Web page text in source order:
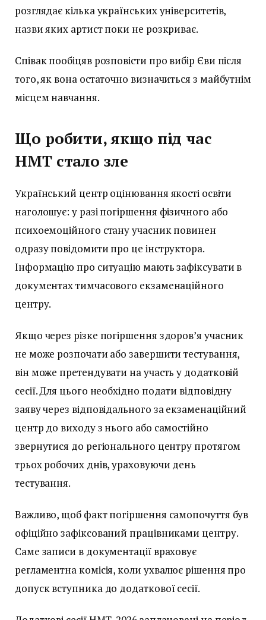
розглядає кілька українських університетів,
назви яких артист поки не розкриває.
Співак пообіцяв розповісти про вибір Єви після
того, як вона остаточно визначиться з майбутнім
місцем навчання.
Що робити, якщо під час
НМТ стало зле
Український центр оцінювання якості освіти
наголошує: у разі погіршення фізичного або
психоемоційного стану учасник повинен
одразу повідомити про це інструктора.
Інформацію про ситуацію мають зафіксувати в
документах тимчасового екзаменаційного
центру.
Якщо через різке погіршення здоров’я учасник
не може розпочати або завершити тестування,
він може претендувати на участь у додатковій
сесії. Для цього необхідно подати відповідну
заяву через відповідального за екзаменаційний
центр до виходу з нього або самостійно
звернутися до регіонального центру протягом
трьох робочих днів, ураховуючи день
тестування.
Важливо, щоб факт погіршення самопочуття був
офіційно зафіксований працівниками центру.
Саме записи в документації враховує
регламентна комісія, коли ухвалює рішення про
допуск вступника до додаткової сесії.